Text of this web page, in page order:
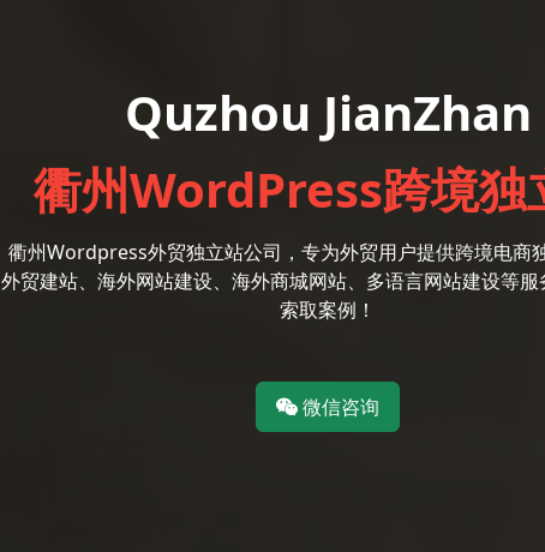
Quzhou JianZhan
衢州WordPress跨境独
衢州Wordpress外贸独立站公司，专为外贸用户提供跨境电商
外贸建站、海外网站建设、海外商城网站、多语言网站建设等
索取案例！
微信咨询